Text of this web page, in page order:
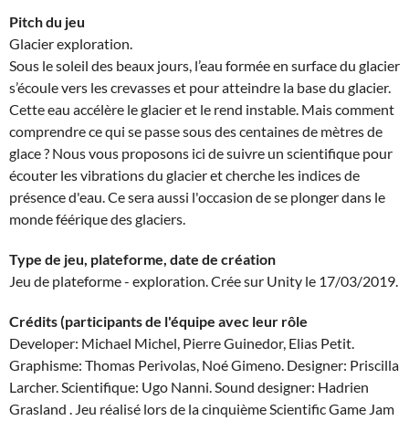
Pitch du jeu
Glacier exploration.
Sous le soleil des beaux jours, l’eau formée en surface du glacier
s’écoule vers les crevasses et pour atteindre la base du glacier.
Cette eau accélère le glacier et le rend instable. Mais comment
comprendre ce qui se passe sous des centaines de mètres de
glace ? Nous vous proposons ici de suivre un scientifique pour
écouter les vibrations du glacier et cherche les indices de
présence d'eau. Ce sera aussi l'occasion de se plonger dans le
monde féérique des glaciers.
Type de jeu, plateforme, date de création
Jeu de plateforme - exploration. Crée sur Unity le 17/03/2019.
Crédits (participants de l'équipe avec leur rôle
Developer: Michael Michel, Pierre Guinedor, Elias Petit.
Graphisme: Thomas Perivolas, Noé Gimeno. Designer: Priscilla
Larcher. Scientifique: Ugo Nanni. Sound designer: Hadrien
Grasland . Jeu réalisé lors de la cinquième Scientific Game Jam